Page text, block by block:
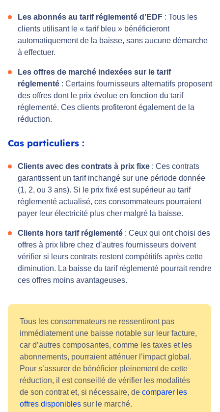
Les abonnés au tarif réglementé d’EDF : Tous les
clients utilisant le « tarif bleu » bénéficieront
automatiquement de la baisse, sans aucune démarche
à effectuer.
Les offres de marché indexées sur le tarif
réglementé : Certains fournisseurs alternatifs proposent
des offres dont le prix évolue en fonction du tarif
réglementé. Ces clients profiteront également de la
réduction.
Cas particuliers :
Clients avec des contrats à prix fixe : Ces contrats
garantissent un tarif inchangé sur une période donnée
(1, 2, ou 3 ans). Si le prix fixé est supérieur au tarif
réglementé actualisé, ces consommateurs pourraient
payer leur électricité plus cher malgré la baisse.
Clients hors tarif réglementé : Ceux qui ont choisi des
offres à prix libre chez d’autres fournisseurs doivent
vérifier si leurs contrats restent compétitifs après cette
diminution. La baisse du tarif réglementé pourrait rendre
ces offres moins avantageuses.
Tous les consommateurs ne ressentiront pas
immédiatement une baisse notable sur leur facture,
car d’autres composantes, comme les taxes et les
abonnements, pourraient atténuer l’impact global.
Pour s’assurer de bénéficier pleinement de cette
réduction, il est conseillé de vérifier les modalités
de son contrat et, si nécessaire, de comparer les
offres disponibles sur le marché.